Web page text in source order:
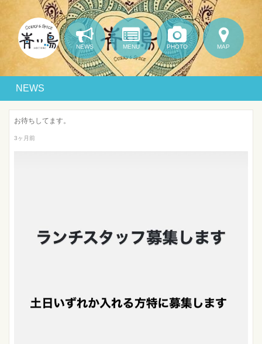
NEWS MENU PHOTO MAP
NEWS
お待ちしてます。
3ヶ月前